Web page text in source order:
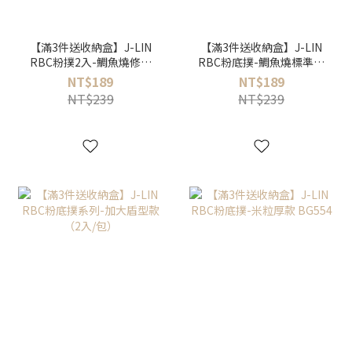
【滿3件送收納盒】J-LIN
RBC粉撲2入-鯛魚燒修飾
薄款 BG557
NT$189
NT$239
【滿3件送收納盒】J-LIN
RBC粉底撲-鯛魚燒標準款
BG556
NT$189
NT$239